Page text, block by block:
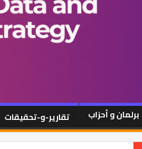
برلمان و أحزاب تقارير-و-تحقيقات